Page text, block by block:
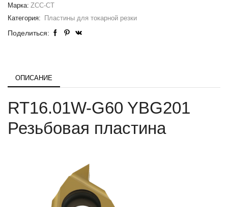
Марка: ZCC-CT
Категория: Пластины для токарной резки
Поделиться:
ОПИСАНИЕ
RT16.01W-G60 YBG201
Резьбовая пластина